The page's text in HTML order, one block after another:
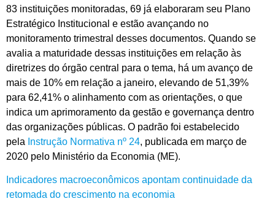
83 instituições monitoradas, 69 já elaboraram seu Plano
Estratégico Institucional e estão avançando no
monitoramento trimestral desses documentos. Quando se
avalia a maturidade dessas instituições em relação às
diretrizes do órgão central para o tema, há um avanço de
mais de 10% em relação a janeiro, elevando de 51,39%
para 62,41% o alinhamento com as orientações, o que
indica um aprimoramento da gestão e governança dentro
das organizações públicas. O padrão foi estabelecido
pela Instrução Normativa nº 24, publicada em março de
2020 pelo Ministério da Economia (ME).
Indicadores macroeconômicos apontam continuidade da
retomada do crescimento na economia